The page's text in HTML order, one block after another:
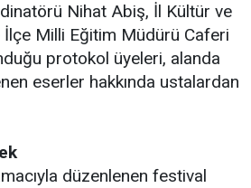
Nihat Abiş, İl Kültür ve
Milli Eğitim Müdürü Caferi
protokol üyeleri, alanda
eserler hakkında ustalardan
düzenlenen festival